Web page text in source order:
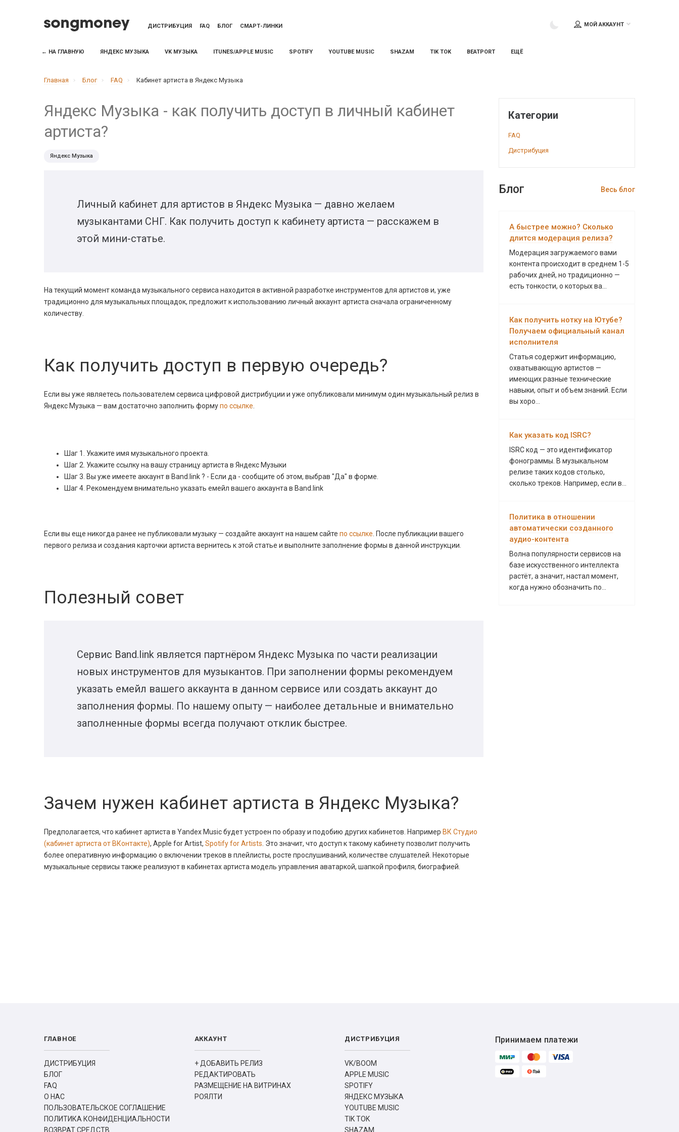
ДИСТРИБУЦИЯ FAQ БЛОГ СМАРТ-ЛИНКИ МОЙ АККАУНТ
← НА ГЛАВНУЮ ЯНДЕКС МУЗЫКА VK МУЗЫКА ITUNES/APPLE MUSIC SPOTIFY YOUTUBE MUSIC SHAZAM TIK TOK BEATPORT ЕЩЁ
Главная Блог FAQ Кабинет артиста в Яндекс Музыка
Яндекс Музыка - как получить доступ в личный кабинет
артиста?
Яндекс Музыка
Личный кабинет для артистов в Яндекс Музыка — давно желаем
музыкантами СНГ. Как получить доступ к кабинету артиста — расскажем в
этой мини-статье.
На текущий момент команда музыкального сервиса находится в активной разработке инструментов для артистов и, уже
традиционно для музыкальных площадок, предложит к использованию личный аккаунт артиста сначала ограниченному
количеству.
Как получить доступ в первую очередь?
Если вы уже являетесь пользователем сервиса цифровой дистрибуции и уже опубликовали минимум один музыкальный релиз в
Яндекс Музыка — вам достаточно заполнить формупо ссылке
Шаг 1. Укажите имя музыкального проекта.
Шаг 2. Укажите ссылку на вашу страницу артиста в Яндекс Музыки
Шаг 3. Вы уже имеете аккаунт в Band.link ? - Если да - сообщите об этом, выбрав "Да" в форме.
Шаг 4. Рекомендуем внимательно указать емейл вашего аккаунта в Band.link
Если вы еще никогда ранее не публиковали музыку — создайте аккаунт на нашем сайте по ссылке . После публикации вашего
первого релиза и создания карточки артиста вернитесь к этой статье и выполните заполнение формы в данной инструкции.
Полезный совет
Сервис Band.link является партнёром Яндекс Музыка по части реализации
новых инструментов для музыкантов. При заполнении формы рекомендуем
указать емейл вашего аккаунта в данном сервисе или создать аккаунт до
заполнения формы. По нашему опыту — наиболее детальные и внимательно
заполненные формы всегда получают отклик быстрее.
Зачем нужен кабинет артиста в Яндекс Музыка?
Предполагается, что кабинет артиста в Yandex Music будет устроен по образу и подобию других кабинетов. Например ВК Студио
(кабинет артиста от ВКонтакте), Apple for Artist, Spotify for Artists . Это значит, что доступ к такому кабинету позволит получить
более оперативную информацию о включении треков в плейлисты, росте прослушиваний, количестве слушателей. Некоторые
музыкальные сервисы также реализуют в кабинетах артиста модель управления аватаркой, шапкой профиля, биографией.
Категории
FAQ
Дистрибуция
Блог Весь блог
А быстрее можно? Сколько
длится модерация релиза?
Модерация загружаемого вами
контента происходит в среднем 1-5
рабочих дней, но традиционно —
есть тонкости, о которых ва...
Как получить нотку на Ютубе?
Получаем официальный канал
исполнителя
Статья содержит информацию,
охватывающую артистов —
имеющих разные технические
навыки, опыт и объем знаний. Если
вы хоро...
Как указать код ISRC?
ISRC код — это идентификатор
фонограммы. В музыкальном
релизе таких кодов столько,
сколько треков. Например, если в...
Политика в отношении
автоматически созданного
аудио-контента
Волна популярности сервисов на
базе искусственного интеллекта
растёт, а значит, настал момент,
когда нужно обозначить по...
ГЛАВНОЕ
ДИСТРИБУЦИЯ
БЛОГ
FAQ
О НАС
ПОЛЬЗОВАТЕЛЬСКОЕ СОГЛАШЕНИЕ
ПОЛИТИКА КОНФИДЕНЦИАЛЬНОСТИ
ВОЗВРАТ СРЕДСТВ
АККАУНТ
+ ДОБАВИТЬ РЕЛИЗ
РЕДАКТИРОВАТЬ
РАЗМЕЩЕНИЕ НА ВИТРИНАХ
РОЯЛТИ
ДИСТРИБУЦИЯ
VK/BOOM
APPLE MUSIC
SPOTIFY
ЯНДЕКС МУЗЫКА
YOUTUBE MUSIC
TIK TOK
SHAZAM
Принимаем платежи